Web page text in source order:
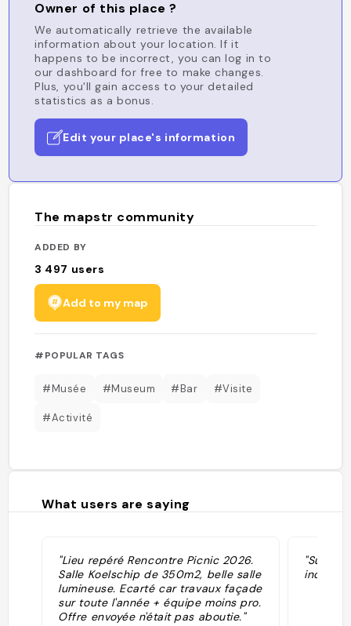
Owner of this place ?
We automatically retrieve the available
information about your location. If it
happens to be incorrect, you can log in to
our dashboard for free to make changes.
Plus, you'll gain access to your detailed
statistics as a bonus.
Edit your place's information
The mapstr community
ADDED BY
3 497 users
Add to my map
#POPULAR TAGS
#Musée #Museum #Bar #Visite
#Activité
What users are saying
"Lieu repéré Rencontre Picnic 2026.
Salle Koelschip de 350m2, belle salle
lumineuse. Ecarté car travaux façade
sur toute l'année + équipe moins pro.
Offre envoyée n'était pas aboutie."
"Super